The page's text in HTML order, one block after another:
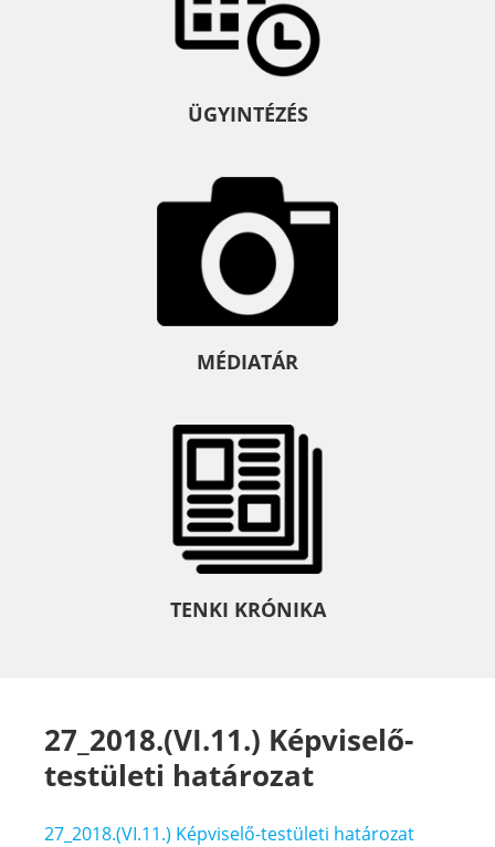
ÜGYINTÉZÉS
MÉDIATÁR
TENKI KRÓNIKA
27_2018.(VI.11.) Képviselő-
testületi határozat
27_2018.(VI.11.) Képviselő-testületi határozat